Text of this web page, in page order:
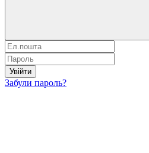
Увійти
Забули пароль?